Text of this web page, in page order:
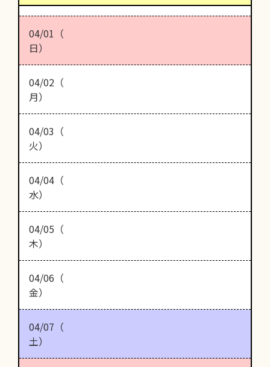
04/01（
日）
04/02（
月）
04/03（
火）
04/04（
水）
04/05（
木）
04/06（
金）
04/07（
土）